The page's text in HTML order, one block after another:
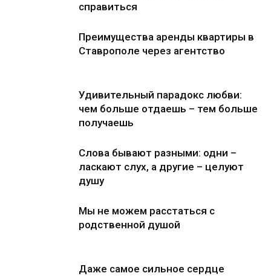
справиться
Преимущества аренды квартиры в
Ставрополе через агентство
Удивительный парадокс любви:
чем больше отдаешь – тем больше
получаешь
Слова бывают разными: одни –
ласкают слух, а другие – целуют
душу
Мы не можем расстаться с
родственной душой
Даже самое сильное сердце